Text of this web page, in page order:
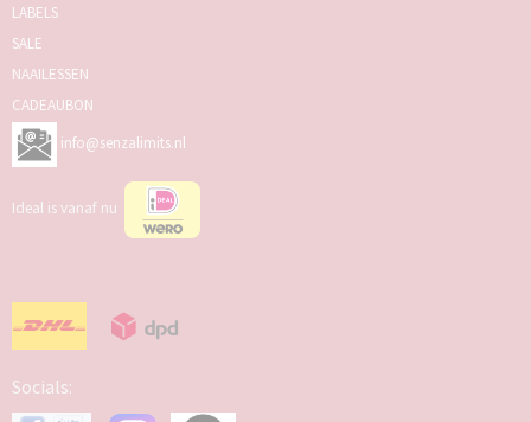
LABELS
SALE
NAAILESSEN
CADEAUBON
info@senzalimits.nl
Ideal is vanaf nu
Socials: